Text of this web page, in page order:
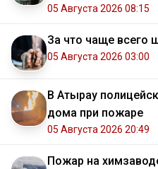
05 Августа 2026 08:15
За что чаще всего
05 Августа 2026 03:00
В Атырау
дома при пожаре
05 Августа 2026 20:49
Пожар на